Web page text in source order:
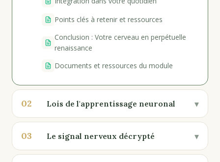
Points clés à retenir et ressources
Conclusion : Votre cerveau en perpétuelle
renaissance
Documents et ressources du module
02 Lois de l'apprentissage neuronal ▾
03 Le signal nerveux décrypté ▾